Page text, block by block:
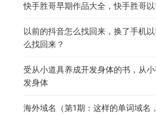
快手胜哥早期作品大全，快手胜哥以
以前的抖音怎么找回来，换了手机
么找回来？
受从小道具养成开发身体的书，从
发身体
海外域名（第1期：这样的单词域名